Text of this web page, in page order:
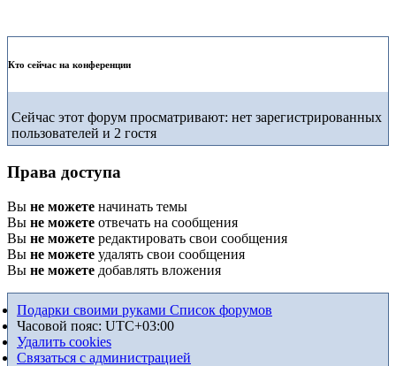
Кто сейчас на конференции
Сейчас этот форум просматривают: нет зарегистрированных
пользователей и 2 гостя
Права доступа
Вы не можете начинать темы
Вы не можете отвечать на сообщения
Вы не можете редактировать свои сообщения
Вы не можете удалять свои сообщения
Вы не можете добавлять вложения
Подарки своими руками Список форумов
Часовой пояс: UTC+03:00
Удалить cookies
Связаться с администрацией